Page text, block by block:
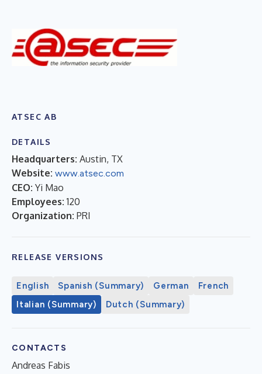
ATSEC AB
DETAILS
Headquarters: Austin, TX
Website: www.atsec.com
CEO: Yi Mao
Employees: 120
Organization: PRI
RELEASE VERSIONS
English Spanish (Summary) German
French
Italian (Summary)
Dutch (Summary)
CONTACTS
Andreas Fabis